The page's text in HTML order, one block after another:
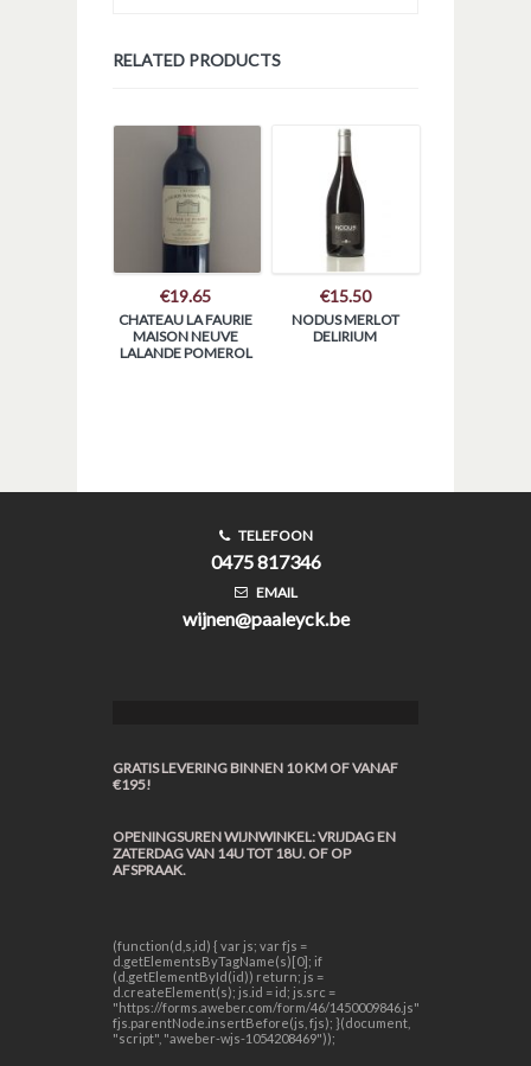
RELATED PRODUCTS
€19.65
CHATEAU LA FAURIE
MAISON NEUVE
LALANDE POMEROL
€15.50
NODUS MERLOT
DELIRIUM
TELEFOON
0475 817346
EMAIL
wijnen@paaleyck.be
GRATIS LEVERING BINNEN 10 KM OF VANAF
€195!
OPENINGSUREN WIJNWINKEL: VRIJDAG EN
ZATERDAG VAN 14U TOT 18U. OF OP
AFSPRAAK.
(function(d,s,id) { var js; var fjs =
d.getElementsByTagName(s)[0]; if
(d.getElementById(id)) return; js =
d.createElement(s); js.id = id; js.src =
"https://forms.aweber.com/form/46/1450009846.js";
fjs.parentNode.insertBefore(js, fjs); }(document,
"script", "aweber-wjs-1054208469"));